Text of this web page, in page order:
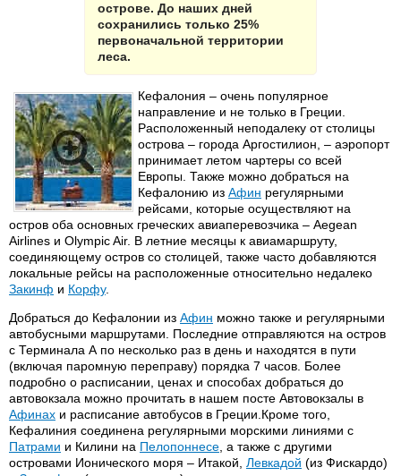
острове. До наших дней
сохранились только 25%
первоначальной территории
леса.
Кефалония – очень популярное
направление и не только в Греции.
Расположенный неподалеку от столицы
острова – города Аргостилион, – аэропорт
принимает летом чартеры со всей
Европы. Также можно добраться на
Кефалонию из Афин регулярными
рейсами, которые осуществляют на
остров оба основных греческих авиаперевозчика – Aegean
Airlines и Olympic Air. В летние месяцы к авиамаршруту,
соединяющему остров со столицей, также часто добавляются
локальные рейсы на расположенные относительно недалеко
Закинф и Корфу.
Добраться до Кефалонии из Афин можно также и регулярными
автобусными маршрутами. Последние отправляются на остров
с Терминала А по несколько раз в день и находятся в пути
(включая паромную переправу) порядка 7 часов. Более
подробно о расписании, ценах и способах добраться до
автовокзала можно прочитать в нашем посте Автовокзалы в
Афинах и расписание автобусов в Греции.Кроме того,
Кефалиния соединена регулярными морскими линиями с
Патрами и Килини на Пелопоннесе , а также с другими
островами Ионического моря – Итакой, Левкадой (из Фискардо)